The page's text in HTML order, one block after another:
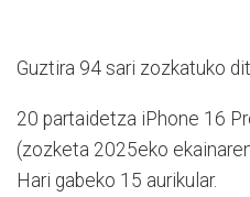
Guztira 94 sari zozkatuko
20 partaidetza iPhone 16
(zozketa 2025eko
Hari gabeko 15 aurikular.